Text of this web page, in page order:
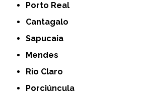
Porto Real
Cantagalo
Sapucaia
Mendes
Rio Claro
Porciúncula